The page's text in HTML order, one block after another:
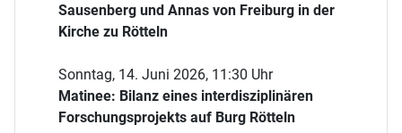
Sausenberg und Annas von Freiburg in der
Kirche zu Rötteln
Sonntag, 14. Juni 2026, 11:30 Uhr
Matinee: Bilanz eines interdisziplinären
Forschungsprojekts auf Burg Rötteln